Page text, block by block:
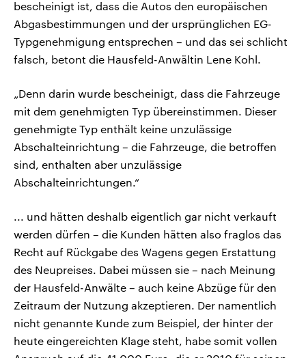
bescheinigt ist, dass die Autos den europäischen
Abgasbestimmungen und der ursprünglichen EG-
Typgenehmigung entsprechen – und das sei schlicht
falsch, betont die Hausfeld-Anwältin Lene Kohl.
„Denn darin wurde bescheinigt, dass die Fahrzeuge
mit dem genehmigten Typ übereinstimmen. Dieser
genehmigte Typ enthält keine unzulässige
Abschalteinrichtung – die Fahrzeuge, die betroffen
sind, enthalten aber unzulässige
Abschalteinrichtungen.“
... und hätten deshalb eigentlich gar nicht verkauft
werden dürfen – die Kunden hätten also fraglos das
Recht auf Rückgabe des Wagens gegen Erstattung
des Neupreises. Dabei müssen sie – nach Meinung
der Hausfeld-Anwälte – auch keine Abzüge für den
Zeitraum der Nutzung akzeptieren. Der namentlich
nicht genannte Kunde zum Beispiel, der hinter der
heute eingereichten Klage steht, habe somit vollen